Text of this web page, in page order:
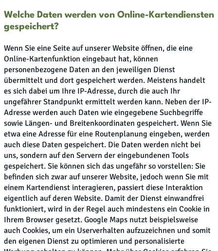
Welche Daten werden von Online-Kartendiensten
gespeichert?
Wenn Sie eine Seite auf unserer Website öffnen, die eine
Online-Kartenfunktion eingebaut hat, können
personenbezogene Daten an den jeweiligen Dienst
übermittelt und dort gespeichert werden. Meistens handelt
es sich dabei um Ihre IP-Adresse, durch die auch Ihr
ungefährer Standpunkt ermittelt werden kann. Neben der IP-
Adresse werden auch Daten wie eingegebene Suchbegriffe
sowie Längen- und Breitenkoordinaten gespeichert. Wenn Sie
etwa eine Adresse für eine Routenplanung eingeben, werden
auch diese Daten gespeichert. Die Daten werden nicht bei
uns, sondern auf den Servern der eingebundenen Tools
gespeichert. Sie können sich das ungefähr so vorstellen: Sie
befinden sich zwar auf unserer Website, jedoch wenn Sie mit
einem Kartendienst interagieren, passiert diese Interaktion
eigentlich auf deren Website. Damit der Dienst einwandfrei
funktioniert, wird in der Regel auch mindestens ein Cookie in
Ihrem Browser gesetzt. Google Maps nutzt beispielsweise
auch Cookies, um ein Userverhalten aufzuzeichnen und somit
den eigenen Dienst zu optimieren und personalisierte